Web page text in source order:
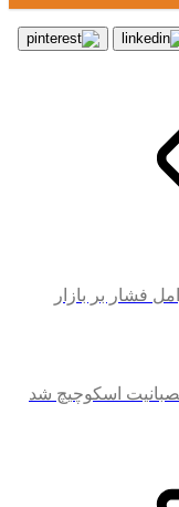
فشار بر بازار
اسکوچیچ شد